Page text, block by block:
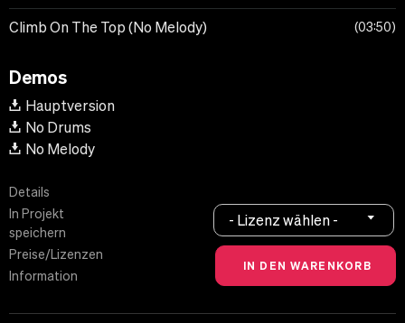
Climb On The Top (No Melody) 03:50
Demos
Hauptversion
No Drums
No Melody
Details
In Projekt
speichern
Preise/Lizenzen
Information
- Lizenz wählen -